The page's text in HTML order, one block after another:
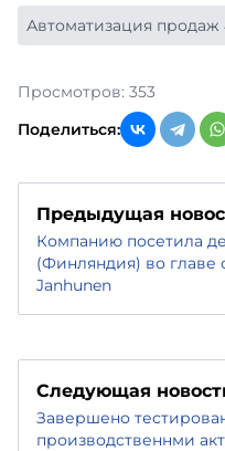
Автоматизация продаж
Просмотров: 353
Поделиться:
Предыдущая
Компанию посетила
(Финляндия) во главе
Janhunen
Следующая
Завершено
производственнми